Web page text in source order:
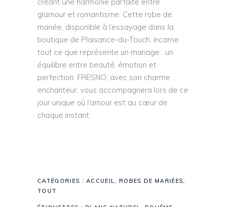
créant une harmonie parfaite entre
glamour et romantisme. Cette robe de
mariée, disponible à l’essayage dans la
boutique de Plaisance-du-Touch, incarne
tout ce que représente un mariage : un
équilibre entre beauté, émotion et
perfection. FRESNO, avec son charme
enchanteur, vous accompagnera lors de ce
jour unique où l’amour est au cœur de
chaque instant.
CATÉGORIES :ACCUEIL,ROBES DE MARIÉES,
TOUT